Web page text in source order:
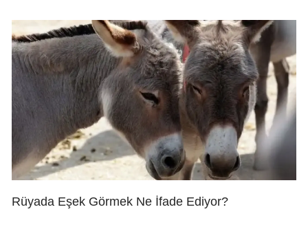
Rüyada Eşek Görmek Ne İfade Ediyor?